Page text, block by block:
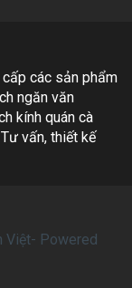
các sản phẩm
ngăn văn
kính quán cà
vấn, thiết kế
Việt- Powered